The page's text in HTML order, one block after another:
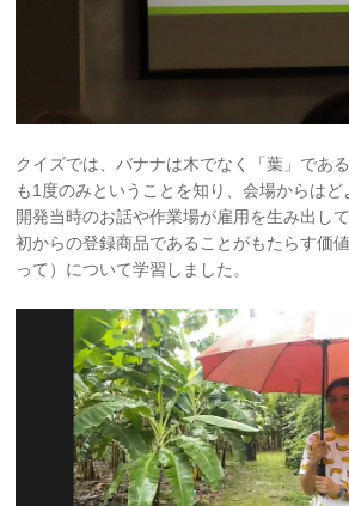
クイズでは、バナナは木でなく「葉」であ
も1度のみということを知り、会場からはど
開発当時のお話や作業場が雇用を生み出し
初からの登録商品であることがもたらす価
って）について学習しました。